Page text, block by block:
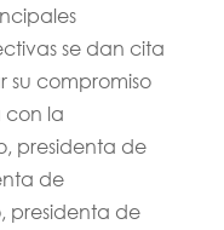
se dan cita
su compromiso
con la
presidenta de
de
presidenta de